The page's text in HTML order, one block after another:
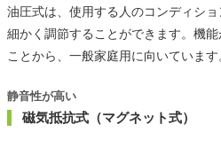
油圧式は、使用する人のコンディシ
細かく調節することができます。機
ことから、一般家庭用に向いています
磁気抵抗式（マグネット式）
静音性が高い